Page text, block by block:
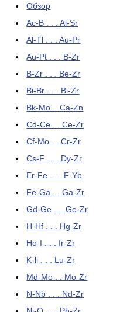
Обзор
Ac-B . . . Al-Sr
Al-Tl . . . Au-Pr
Au-Pt . . . B-Zr
B-Zr . . . Be-Zr
Bi-Br . . . Bi-Zr
Bk-Mo . .Ca-Zn
Cd-Ce . . Ce-Zr
Cf-Mo . . Cr-Zr
Cs-F . . . Dy-Zr
Er-Fe . . . F-Yb
Fe-Ga . . Ga-Zr
Gd-Ge . . .Ge-Zr
H-Hf . . . Hg-Zr
Ho-I . . . Ir-Zr
K-li . . . Lu-Zr
Md-Mo . . Mo-Zr
N-Nb . . . Nd-Zr